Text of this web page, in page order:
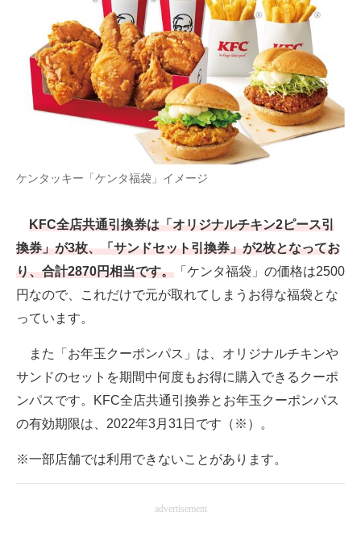
ケンタッキー「ケンタ福袋」イメージ
KFC全店共通引換券は「オリジナルチキン2ピース引
換券」が3枚、「サンドセット引換券」が2枚となってお
り、合計2870円相当です。 「ケンタ福袋」の価格は2500
円なので、これだけで元が取れてしまうお得な福袋とな
っています。
また「お年玉クーポンパス」は、オリジナルチキンや
サンドのセットを期間中何度もお得に購入できるクーポ
ンパスです。KFC全店共通引換券とお年玉クーポンパス
の有効期限は、2022年3月31日です（※）。
※一部店舗では利用できないことがあります。
advertisement